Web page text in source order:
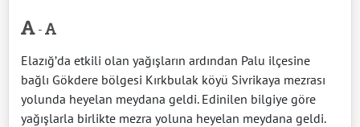
-
Elazığ’da etkili olan yağışların ardından Palu ilçesine
bağlı Gökdere bölgesi Kırkbulak köyü Sivrikaya mezrası
yolunda heyelan meydana geldi. Edinilen bilgiye göre
yağışlarla birlikte mezra yoluna heyelan meydana geldi.